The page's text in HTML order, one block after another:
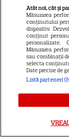
Atât noi, cât și
Măsurarea
conținutului
dispozitiv.
conținut
personalizate.
Măsurarea
sau combinații
selecta
Date precise de
Listă parteneri